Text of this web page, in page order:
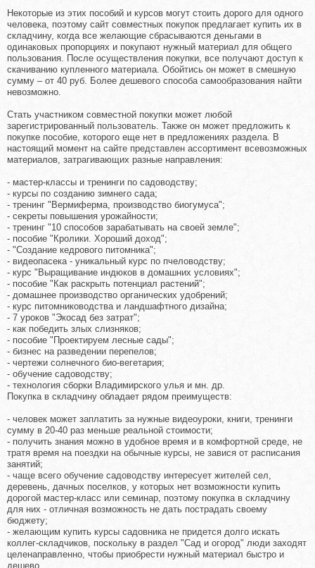
Некоторые из этих пособий и курсов могут стоить дорого для одного
человека, поэтому сайт совместных покупок предлагает купить их в
складчину, когда все желающие сбрасываются деньгами в
одинаковых пропорциях и покупают нужный материал для общего
пользования. После осуществления покупки, все получают доступ к
скачиванию купленного материала. Обойтись он может в смешную
сумму – от 40 руб. Более дешевого способа самообразования найти
невозможно.
Стать участником совместной покупки может любой
зарегистрированный пользователь. Также он может предложить к
покупке пособие, которого еще нет в предложениях раздела. В
настоящий момент на сайте представлен ассортимент всевозможных
материалов, затрагивающих разные направления:
- мастер-классы и тренинги по садоводству;
- курсы по созданию зимнего сада;
- тренинг "Вермиферма, производство биогумуса";
- секреты повышения урожайности;
- тренинг "10 способов зарабатывать на своей земле";
- пособие "Кролики. Хороший доход";
- "Создание кедрового питомника";
- видеопасека - уникальный курс по пчеловодству;
- курс "Выращивание индюков в домашних условиях";
- пособие "Как раскрыть потенциал растений";
- домашнее производство органических удобрений;
- курс питомниководства и ландшафтного дизайна;
- 7 уроков "Экосад без затрат";
- как победить злых слизняков;
- пособие "Проектируем лесные сады";
- бизнес на разведении перепелов;
- чертежи солнечного био-вегетария;
- обучение садоводству;
- технология сборки Владимирского улья и мн. др.
Покупка в складчину обладает рядом преимуществ:
- человек может заплатить за нужные видеоуроки, книги, тренинги
сумму в 20-40 раз меньше реальной стоимости;
- получить знания можно в удобное время и в комфортной среде, не
тратя время на поездки на обычные курсы, не завися от расписания
занятий;
- чаще всего обучение садоводству интересует жителей сел,
деревень, дачных поселков, у которых нет возможности купить
дорогой мастер-класс или семинар, поэтому покупка в складчину
для них - отличная возможность не дать пострадать своему
бюджету;
- желающим купить курсы садовника не придется долго искать
коллег-складчиков, поскольку в раздел "Сад и огород" люди заходят
целенаправленно, чтобы приобрести нужный материал быстро и
дешево.